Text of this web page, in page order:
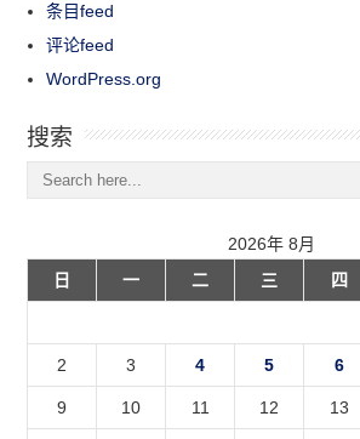
条目feed
评论feed
WordPress.org
搜索
2026年 8月
日
一 二 三 四
2 3 4 5 6
9 10 11 12 13